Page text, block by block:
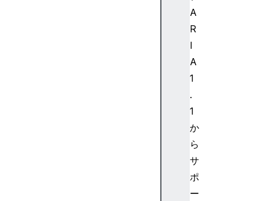
A
R
I
A
1
.
1
か
ら
サ
ポ
ー